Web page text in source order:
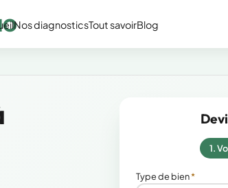
Nos diagnosticsTout savoirBlog
1.
Type de bien